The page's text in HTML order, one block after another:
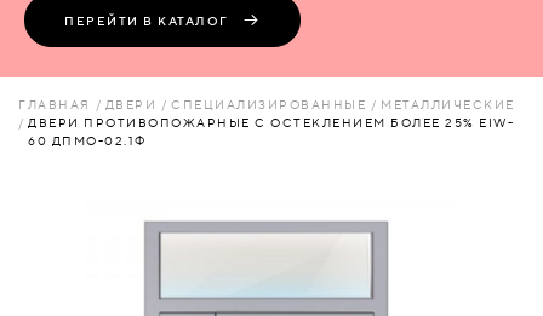
АКСЕССУАРЫ
КОМПЛЕКТУЮЩИЕ
ПЕРЕЙТИ В КАТАЛОГ
ГЛАВНАЯ ДВЕРИ СПЕЦИАЛИЗИРОВАННЫЕ
МЕТАЛЛИЧЕСКИЕ
ДВЕРИ ПРОТИВОПОЖАРНЫЕ С ОСТЕКЛЕНИЕМ БОЛЕЕ 25% EIW-
60 ДПМО-02.1Ф